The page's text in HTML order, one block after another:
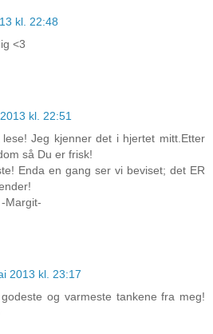
kl. 22:48
<3
kl. 22:51
Jeg kjenner det i hjertet mitt.Etter
så Du er frisk!
Enda en gang ser vi beviset; det ER
Margit-
2013 kl. 23:17
og varmeste tankene fra meg!